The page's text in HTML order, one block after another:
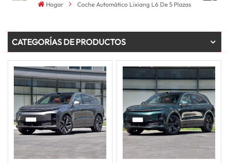
Hogar Coche Automático Lixiang L6 De 5 Plazas
CATEGORÍAS DE PRODUCTOS